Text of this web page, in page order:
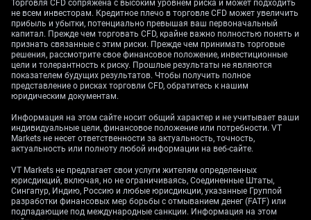
потенциальная точка входа в краткосрочную
ставку на рост. Рассматриваются покупки
краткосрочных колл-опционов (контрактов,
дающих право купить актив по заранее заданной
цене) или «бычьих» спредов из колл-опционов
(комбинация из покупки и продажи колл-опционов
для ограничения риска и стоимости позиции) —
чтобы попытаться заработать на ожидаемом
финальном рывке вверх.
волне снижения перед финальной пятой волной
роста. Цель в ближайшие недели — 7 650–7 720.
Это завершит более крупную структуру роста,
которая формировалась ранее.
Торговля CFD сопряжена с высоким уровнем риска и может подходить
не всем инвесторам. Кредитное плечо в торговле CFD может увеличить
прибыль и убытки, потенциально превышая ваш первоначальный
капитал. Прежде чем торговать CFD, крайне важно полностью понять и
признать связанные с этим риски. Прежде чем принимать торговые
решения, рассмотрите свое финансовое положение, инвестиционные
цели и толерантность к риску. Прошлые результаты не являются
показателем будущих результатов. Чтобы получить полное
представление о рисках торговли CFD, обратитесь к нашим
юридическим документам.
Информация на этом сайте носит общий характер и не учитывает ваши
индивидуальные цели, финансовое положение или потребности. VT
Markets не несет ответственности за актуальность, точность,
актуальность или полноту любой информации на веб-сайте.
VT Markets не предлагает свои услуги жителям определенных
юрисдикций, включая, но не ограничиваясь, Соединенные Штаты,
Сингапур, Индию, Россию и любые юрисдикции, указанные Группой
разработки финансовых мер борьбы с отмыванием денег (FATF) или
подпадающие под международные санкции. Информация на этом